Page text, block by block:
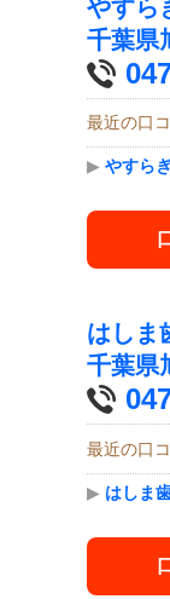
やすら
千葉県
最近の口
▶ やすら
はしま
千葉県
最近の口
▶ はしま